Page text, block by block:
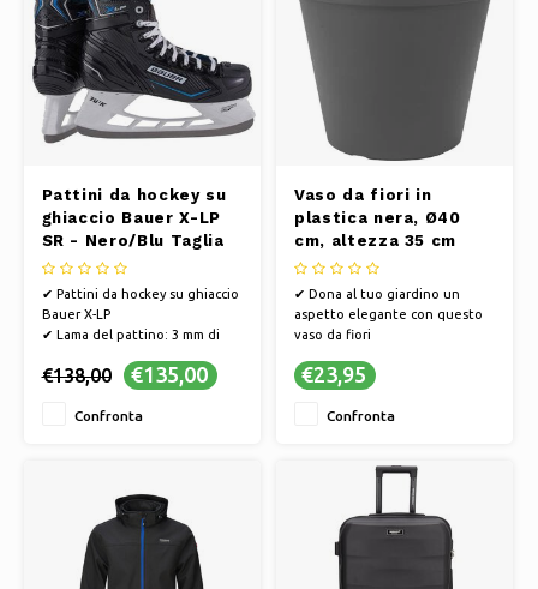
Pattini da hockey su
ghiaccio Bauer X-LP
SR - Nero/Blu Taglia
46
✔ Pattini da hockey su ghiaccio
Bauer X-LP
✔ Lama del pattino: 3 mm di
inossidabile/pre-affilata
materiale sintetico indurito
€138,00 €135,00
Confronta
Vaso da fiori in
plastica nera, Ø40
cm, altezza 35 cm
✔ Dona al tuo giardino un
aspetto elegante con questo
vaso da fiori
✔ Colore Nero
€23,95
Confronta